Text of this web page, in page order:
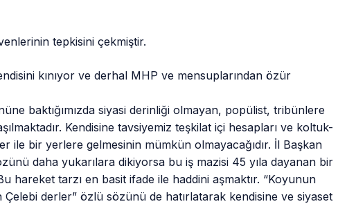
tepkisini çekmiştir.
kınıyor ve derhal MHP ve mensuplarından özür
baktığımızda siyasi derinliği olmayan, popülist, tribünlere
Kendisine tavsiyemiz teşkilat içi hesapları ve koltuk-
ile bir yerlere gelmesinin mümkün olmayacağıdır. İl Başkan
daha yukarılara dikiyorsa bu iş mazisi 45 yıla dayanan bir
hareket tarzı en basit ifade ile haddini aşmaktır. “Koyunun
derler” özlü sözünü de hatırlatarak kendisine ve siyaset